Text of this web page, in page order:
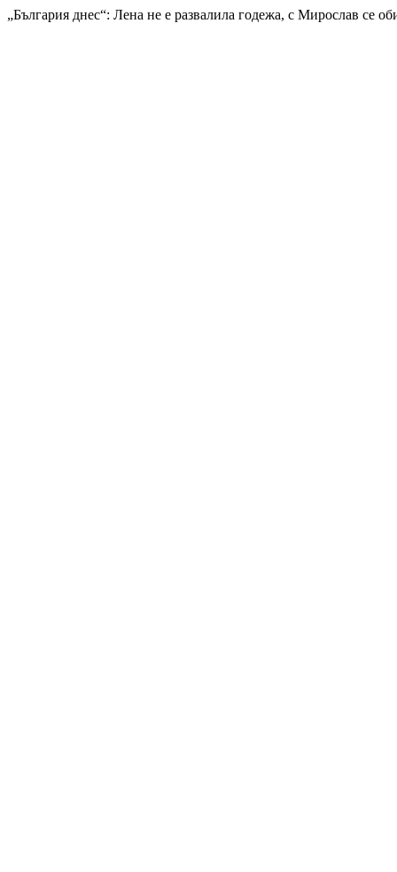
„България днес“: Лена не е развалила годежа, с Мирослав се